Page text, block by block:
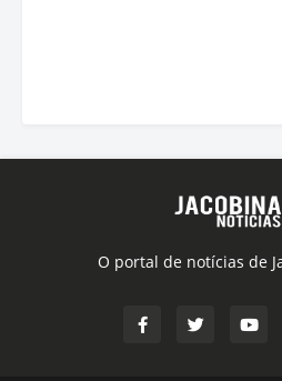
O portal de notícias de